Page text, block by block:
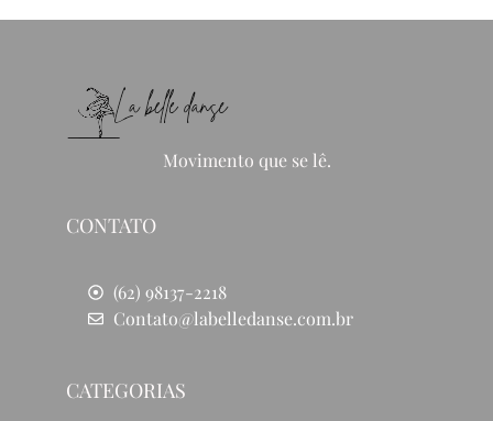
Movimento que se lê.
CONTATO
(62) 98137-2218
Contato@labelledanse.com.br
CATEGORIAS